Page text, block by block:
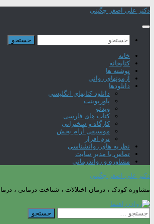
Skip
content
دکتر علی اصغر چگینی
جستجو
برای:
خانه
کتابخانه
نوشته ها
آزمونهای روانی
دانلودها
دانلود کتابهای انگلیسی
پاورپوینت
ویدئو
کتاب های فارسی
کارگاه و سخنرانی
موسیقی آرام بخش
نرم افزار
نظریه های روانشناسی
تماس با مدیر سایت
مشاوره و رواندرمانی
دکتر علی اصغر چگینی
مشاوره کودک ، درمان اختلالات ، شناخت درمانی ،
جستجو
برای: